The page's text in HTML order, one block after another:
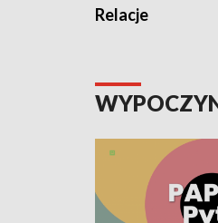
Relacje